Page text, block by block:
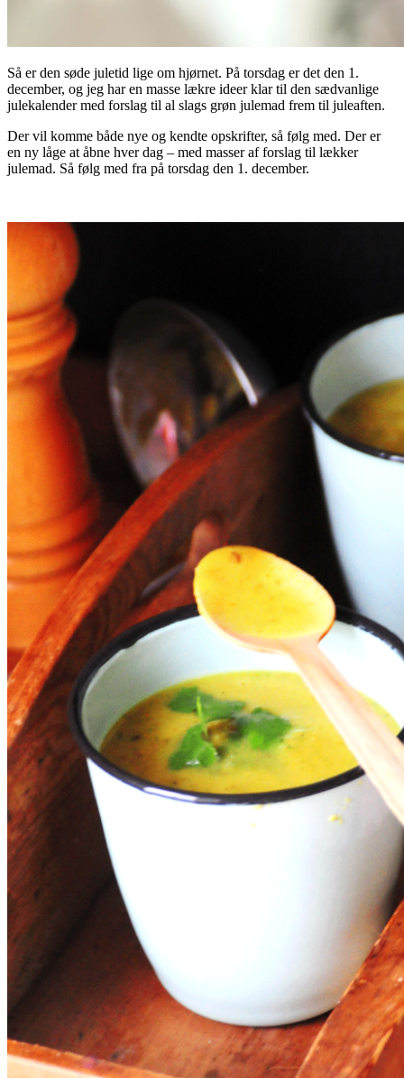
Så er den søde juletid lige om hjørnet. På torsdag er det den 1.
december, og jeg har en masse lækre ideer klar til den sædvanlige
julekalender med forslag til al slags grøn julemad frem til juleaften.
Der vil komme både nye og kendte opskrifter, så følg med. Der er
en ny låge at åbne hver dag – med masser af forslag til lækker
julemad. Så følg med fra på torsdag den 1. december.